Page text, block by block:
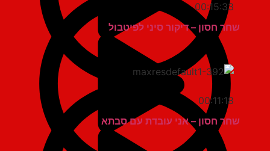
00:15:33
שחר חסון – דיקור סיני לפיטבול
00:11:18
שחר חסון – אני עובדת עם סבתא